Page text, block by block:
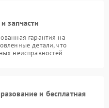
запчасти
гарантия на
детали, что
неисправностей
и бесплатная